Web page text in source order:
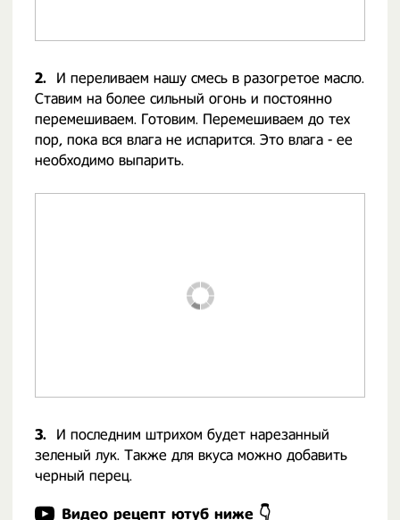
2.
И переливаем нашу смесь в разогретое масло.
Ставим на более сильный огонь и постоянно
перемешиваем. Готовим. Перемешиваем до тех
пор, пока вся влага не испарится. Это влага - ее
необходимо выпарить.
3.
И последним штрихом будет нарезанный
зеленый лук. Также для вкуса можно добавить
черный перец.
Видео рецепт ютуб ниже 👇